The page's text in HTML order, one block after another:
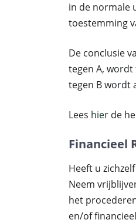
in de normale
toestemming
De conclusie
tegen A,
tegen B wordt
Lees hier de
Financieel
Heeft u
Neem
het
en/of